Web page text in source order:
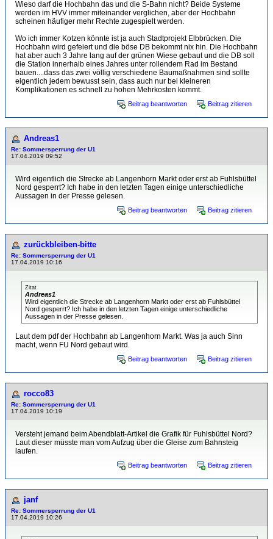
Wieso darf die Hochbahn das und die S-Bahn nicht? Beide Systeme
werden im HVV immer miteinander verglichen, aber der Hochbahn
scheinen häufiger mehr Rechte zugespielt werden.
Wo ich immer Kotzen könnte ist ja auch Stadtprojekt Elbbrücken. Die
Hochbahn wird gefeiert und die böse DB bekommt nix hin. Die Hochbahn
hat aber auch 3 Jahre lang auf der grünen Wiese gebaut und die DB soll
die Station innerhalb eines Jahres unter rollendem Rad im Bestand
bauen....dass das zwei völlig verschiedene Baumaßnahmen sind sollte
eigentlich jedem bewusst sein, dass auch nur bei kleineren
Komplikationen es schnell zu hohen Mehrkosten kommt.
Beitrag beantworten Beitrag zitieren
Andreas1
Re: Sommersperrung der U1
17.04.2019 09:52
Wird eigentlich die Strecke ab Langenhorn Markt oder erst ab Fuhlsbüttel
Nord gesperrt? Ich habe in den letzten Tagen einige unterschiedliche
Aussagen in der Presse gelesen.
Beitrag beantworten Beitrag zitieren
zurückbleiben-bitte
Re: Sommersperrung der U1
17.04.2019 10:16
Zitat
Andreas1
Wird eigentlich die Strecke ab Langenhorn Markt oder erst ab Fuhlsbüttel
Nord gesperrt? Ich habe in den letzten Tagen einige unterschiedliche
Aussagen in der Presse gelesen.
Laut dem pdf der Hochbahn ab Langenhorn Markt. Was ja auch Sinn
macht, wenn FU Nord gebaut wird.
Beitrag beantworten Beitrag zitieren
rocco83
Re: Sommersperrung der U1
17.04.2019 10:19
Versteht jemand beim Abendblatt-Artikel die Grafik für Fuhlsbüttel Nord?
Laut dieser müsste man vom Aufzug über die Gleise zum Bahnsteig
laufen.
Beitrag beantworten Beitrag zitieren
janf
Re: Sommersperrung der U1
17.04.2019 10:26